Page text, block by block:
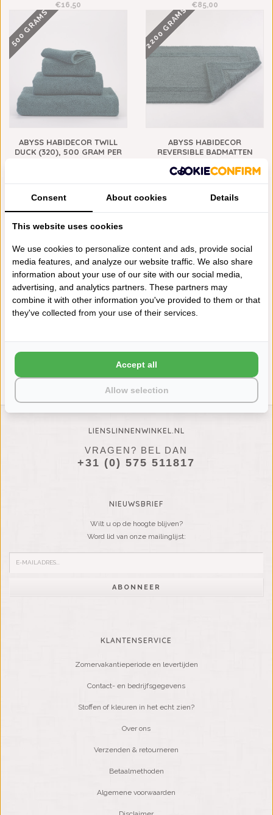
€16,50 €85,00
500 GRAMS
ABYSS HABIDECOR TWILL
DUCK (320), 500 GRAM PER
2200 GRAMS
ABYSS HABIDECOR
REVERSIBLE BADMATTEN
M², VANAF
€148,00
2000 GRAMS
ABYSS HABIDECOR MUST
BADMATTEN DUCK (320),
LIENSLINNENWINKEL.NL
VRAGEN? BEL DAN
+31 (0) 575 511817
NIEUWSBRIEF
Wilt u op de hoogte blijven?
Word lid van onze mailinglijst:
ABONNEER
KLANTENSERVICE
Zomervakantieperiode en levertijden
Contact- en bedrijfsgegevens
Stoffen of kleuren in het echt zien?
Over ons
Verzenden & retourneren
Betaalmethoden
Algemene voorwaarden
Consent About cookies Details
This website uses cookies
We use cookies to personalize content and ads, provide social
media features, and analyze our website traffic. We also share
information about your use of our site with our social media,
advertising, and analytics partners. These partners may
combine it with other information you've provided to them or that
they've collected from your use of their services.
Allow selection
Accept all